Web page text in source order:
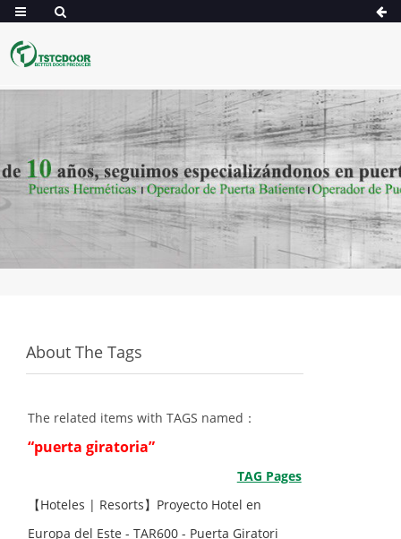
About The Tags
The related items with TAGS named：
“puerta giratoria”
TAG Pages
【Hoteles | Resorts】Proyecto Hotel en
Europa del Este - TAR600 - Puerta Giratori